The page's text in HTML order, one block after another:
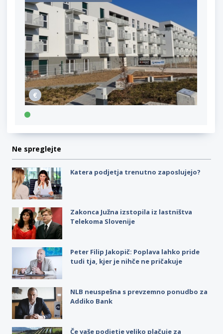
Ne spreglejte
Katera podjetja trenutno zaposlujejo?
Zakonca Južna izstopila iz lastništva
Telekoma Slovenije
Peter Filip Jakopič: Poplava lahko pride
tudi tja, kjer je nihče ne pričakuje
NLB neuspešna s prevzemno ponudbo za
Addiko Bank
Če vaše podjetje veliko plačuje za